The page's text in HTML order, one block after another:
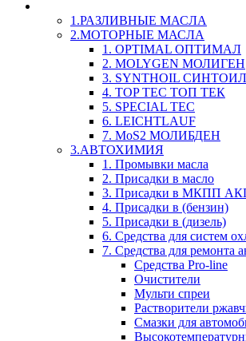
1.РАЗЛИВНЫЕ МАСЛА
2.МОТОРНЫЕ МАСЛА
1. OPTIMAL ОПТИМАЛ
2. MOLYGEN МОЛИГЕН
3. SYNTHOIL СИНТОИЛ
4. TOP TEC ТОП ТЕК
5. SPECIAL TEC
6. LEICHTLAUF
7. MoS2 МОЛИБДЕН
3.АВТОХИМИЯ
1. Промывки масла
2. Присадки в масло
3. Присадки в МКПП
4. Присадки в (бензин)
5. Присадки в (дизель)
6. Средства для систем
7. Средства для ремонта
Средства Pro-line
Очистители
Мульти спреи
Растворители
Смазки для